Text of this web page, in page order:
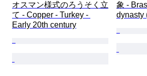
オスマン様式のろうそく立
て - Copper - Turkey -
Early 20th century
象 -
dynasty